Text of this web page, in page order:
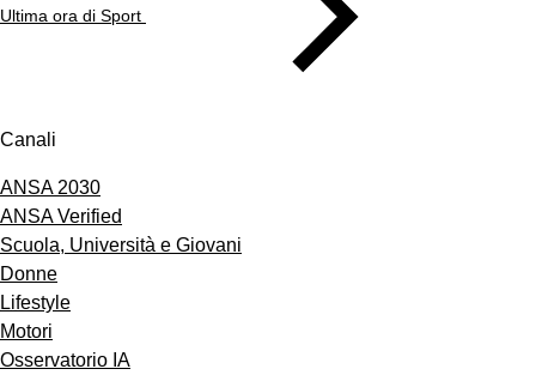
Ultima ora di Sport
Canali
ANSA 2030
ANSA Verified
Scuola, Università e Giovani
Donne
Lifestyle
Motori
Osservatorio IA